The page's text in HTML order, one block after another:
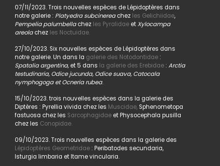
07/11/2023. Trois nouvelles espèces de Lépidoptères dans
notre galerie : Platyedra subcinereachez les Gelichiidae,
Pempelia palumbellachez les PyralidaeetXylocampa
areolachez les Noctuidae.
27/10/2023. Six nouvelles espèces de Lépidoptères dans
notre galerie. Un dans la galerie des Notodontidae:
Spatalia argentina, et 5 dans la galerie des Erebidae: Arctia
testudinaria, Odice jucunda, Odice suava, Catocala
nymphogoga et Ocneria rubea.
15/10/2023. trois nouvelles espèces dans la galerie des
Diptères : Pyrellia vivida chez les Muscidae,Sphenometopa
fastuosa chez les Sarcophagidaeet Physocephala pusilla
chez les Conopidae.
09/10/2023. Trois nouvelles espèces dans la galerie des
Lépidoptères Geometridae: Peribatodes secundaria,
Isturgia limbaria et Itame vincularia.